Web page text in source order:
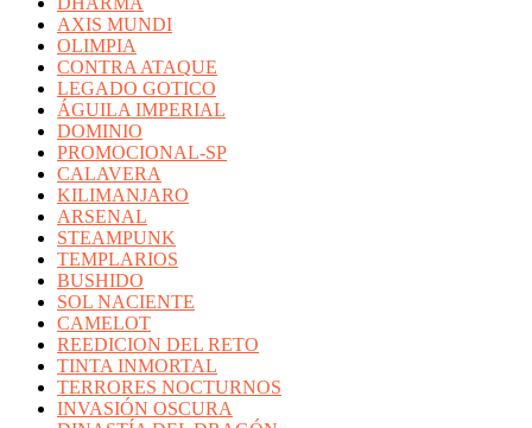
AXIS MUNDI
OLIMPIA
CONTRA ATAQUE
LEGADO GOTICO
ÁGUILA IMPERIAL
DOMINIO
PROMOCIONAL-SP
CALAVERA
KILIMANJARO
ARSENAL
STEAMPUNK
TEMPLARIOS
BUSHIDO
SOL NACIENTE
CAMELOT
REEDICION DEL RETO
TINTA INMORTAL
TERRORES NOCTURNOS
INVASIÓN OSCURA